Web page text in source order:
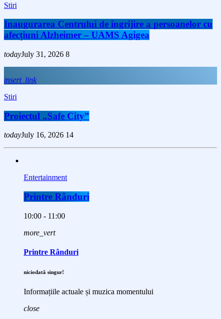
Stiri
Inaugurarea Centrului de îngrijire a persoanelor cu
afecțiuni Alzheimer – UAMS Agigea
todayJuly 31, 2026 8
insert_link
Stiri
Proiectul „Safe City”
todayJuly 16, 2026 14
Entertainment
Printre Rânduri
10:00 - 11:00
more_vert
Printre Rânduri
niciodată singur!
Informațiile actuale și muzica momentului
close